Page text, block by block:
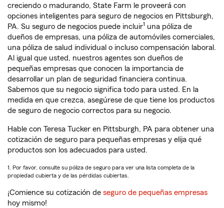
creciendo o madurando, State Farm le proveerá con
opciones inteligentes para seguro de negocios en Pittsburgh,
PA. Su seguro de negocios puede incluir1 una póliza de
dueños de empresas, una póliza de automóviles comerciales,
una póliza de salud individual o incluso compensación laboral.
Al igual que usted, nuestros agentes son dueños de
pequeñas empresas que conocen la importancia de
desarrollar un plan de seguridad financiera continua.
Sabemos que su negocio significa todo para usted. En la
medida en que crezca, asegúrese de que tiene los productos
de seguro de negocio correctos para su negocio.
Hable con Teresa Tucker en Pittsburgh, PA para obtener una
cotización de seguro para pequeñas empresas y elija qué
productos son los adecuados para usted.
1. Por favor, consulte su póliza de seguro para ver una lista completa de la
propiedad cubierta y de las pérdidas cubiertas.
¡Comience su cotización de seguro de pequeñas empresas
hoy mismo!